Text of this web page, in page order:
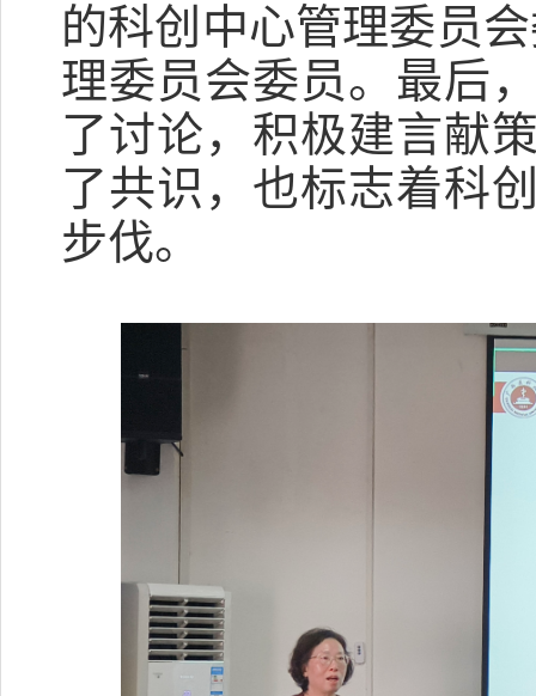
的科创中心管理委员
理委员会委员。最后
了讨论，积极建言献
了共识，也标志着科
步伐。